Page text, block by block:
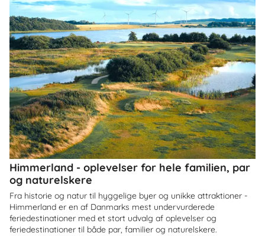
Himmerland - oplevelser for hele familien, par
og naturelskere
Fra historie og natur til hyggelige byer og unikke attraktioner -
Himmerland er en af Danmarks mest undervurderede
feriedestinationer med et stort udvalg af oplevelser og
feriedestinationer til både par, familier og naturelskere.